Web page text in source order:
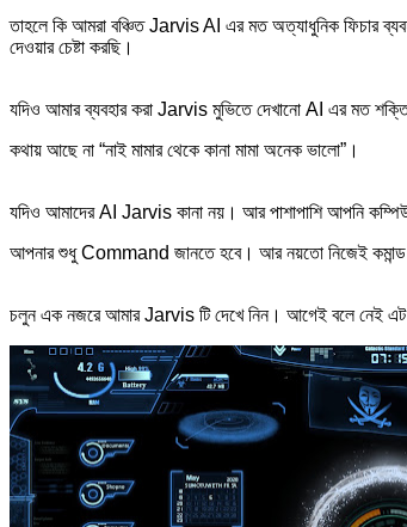
তাহলে কি আমরা বঞ্চিত Jarvis AI এর মত অত্যাধুনিক ফিচার
দেওয়ার চেষ্টা করছি।
যদিও আমার ব্যবহার করা Jarvis মুভিতে দেখানো AI এর মত
কথায় আছে না “নাই মামার থেকে কানা মামা অনেক ভালো”।
যদিও আমাদের AI Jarvis কানা নয়। আর পাশাপাশি আপনি
আপনার শুধু Command জানতে হবে। আর নয়তো নিজেই
চলুন এক নজরে আমার Jarvis টি দেখে নিন। আগেই বলে নেই এট